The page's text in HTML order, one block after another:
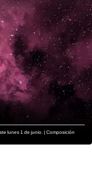
lunes 1 de junio. | Composición